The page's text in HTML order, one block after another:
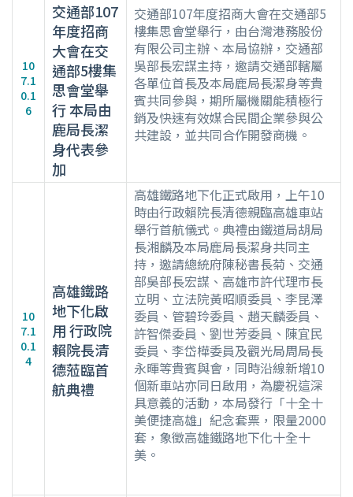
10
7.1
0.1
6
交通部107
年度招商
大會在交
通部5樓集
思會堂舉
行 本局由
鹿局長潔
身代表參
加
交通部107年度招商大會在交通部5
樓集思會堂舉行，由台灣港務股份
有限公司主辦、本局協辦，交通部
吳部長宏謀主持，邀請交通部轄屬
各單位首長及本局鹿局長潔身等貴
賓共同參與，期所屬機關能積極行
銷及快速有效媒合民間企業參與公
共建設，並共同合作開發商機。
10
7.1
0.1
4
高雄鐵路
地下化啟
用 行政院
賴院長清
德蒞臨首
航典禮
高雄鐵路地下化正式啟用，上午10
時由行政賴院長清德親臨高雄車站
舉行首航儀式。典禮由鐵道局胡局
長湘麟及本局鹿局長潔身共同主
持，邀請總統府陳秘書長菊、交通
部吳部長宏謀、高雄市許代理市長
立明、立法院黃昭順委員、李昆澤
委員、管碧玲委員、趙天麟委員、
許智傑委員、劉世芳委員、陳宜民
委員、李岱樺委員及觀光局周局長
永暉等貴賓與會，同時沿線新增10
個新車站亦同日啟用，為慶祝這深
具意義的活動，本局發行「十全十
美便捷高雄」紀念套票，限量2000
套，象徵高雄鐵路地下化十全十
美。